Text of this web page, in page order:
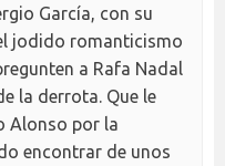
García, con su
jodido romanticismo
a Rafa Nadal
la derrota. Que le
Alonso por la
encontrar de unos